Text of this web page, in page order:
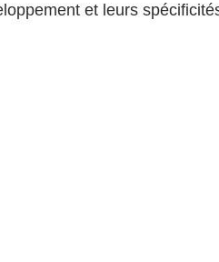
et leurs